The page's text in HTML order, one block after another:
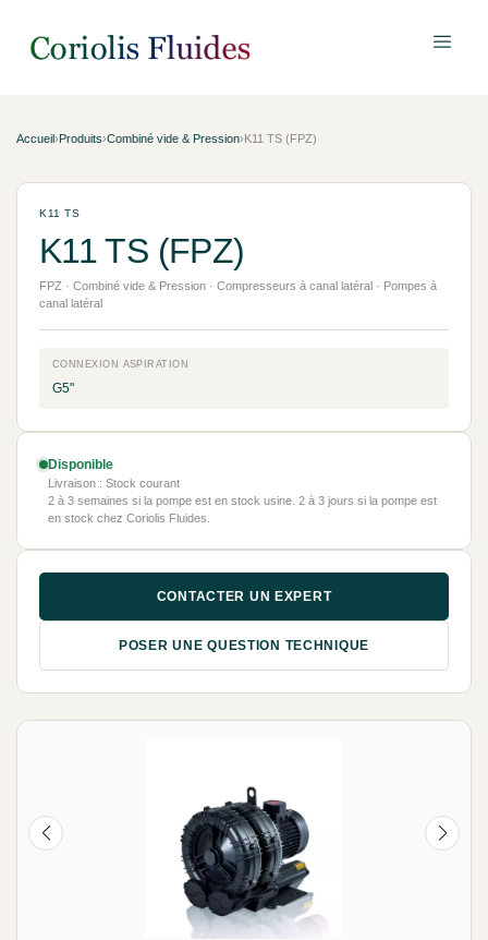
Accueil›Produits›Combiné vide & Pression›K11 TS (FPZ)
K11 TS
K11 TS (FPZ)
FPZ · Combiné vide & Pression · Compresseurs à canal latéral · Pompes à
canal latéral
CONNEXION ASPIRATION
G5"
Disponible
Livraison : Stock courant
2 à 3 semaines si la pompe est en stock usine. 2 à 3 jours si la pompe est
en stock chez Coriolis Fluides.
CONTACTER UN EXPERT
POSER UNE QUESTION TECHNIQUE